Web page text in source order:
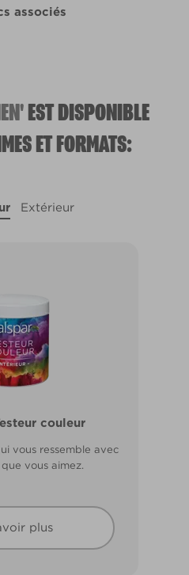
associés
EST DISPONIBLE
ET FORMATS:
Extérieur
couleur
vous ressemble avec
vous aimez.
plus
Façade Toutes
entre 2°C et 15°C de